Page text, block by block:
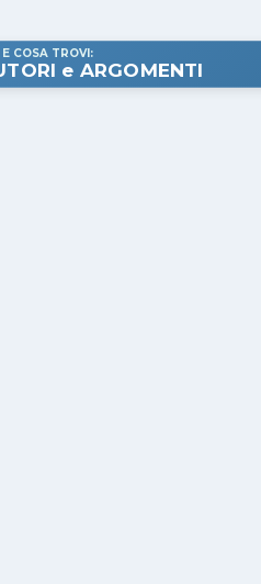
E COSA TROVI:
e ARGOMENTI